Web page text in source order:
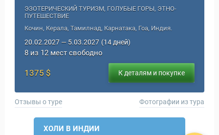
ЭЗОТЕРИЧЕСКИЙ ТУРИЗМ, ГОЛУБЫЕ ГОРЫ, ЭТНО-
ПУТЕШЕСТВИЕ
Кочин, Керала, Тамилнад, Карнатака, Гоа, Индия.
20.02.2027 — 5.03.2027 (14 дней)
8 из 12 мест свободно
1375 $ К деталям и покупке
Отзывы о туре Фотографии из тура
ХОЛИ В ИНДИИ